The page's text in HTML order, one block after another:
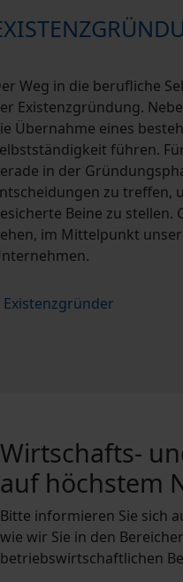
Weg in die berufliche
Existenzgründung.
Übernahme eines
führen.
in der
zu treffen,
Beine zu stellen.
im Mittelpunkt
Existenzgründer
Wirtschafts-
auf höchstem
Bitte informieren Sie sich
wie wir Sie in den
betriebswirtschaftlichen